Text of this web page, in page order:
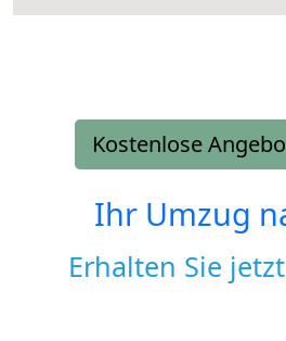
Kostenlose
Ihr Umzug
Erhalten Sie